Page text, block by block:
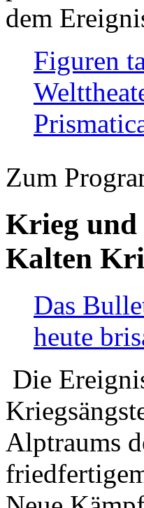
dem
Figuren
Zum
Krieg und
Kalten
Das
heute
Die
Alptraums